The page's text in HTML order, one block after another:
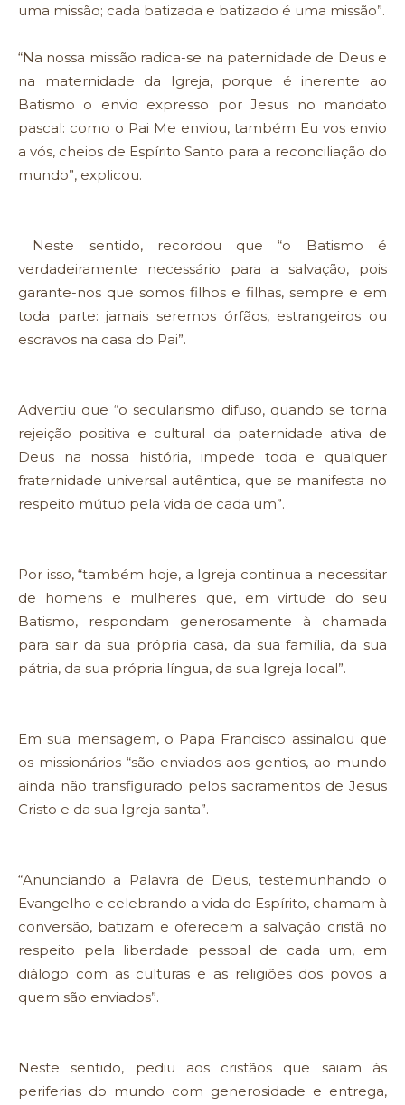
uma missão; cada batizada e batizado é uma missão”.
“Na nossa missão radica-se na paternidade de Deus e
na maternidade da Igreja, porque é inerente ao
Batismo o envio expresso por Jesus no mandato
pascal: como o Pai Me enviou, também Eu vos envio
a vós, cheios de Espírito Santo para a reconciliação do
mundo”, explicou.
Neste sentido, recordou que “o Batismo é
verdadeiramente necessário para a salvação, pois
garante-nos que somos filhos e filhas, sempre e em
toda parte: jamais seremos órfãos, estrangeiros ou
escravos na casa do Pai”.
Advertiu que “o secularismo difuso, quando se torna
rejeição positiva e cultural da paternidade ativa de
Deus na nossa história, impede toda e qualquer
fraternidade universal autêntica, que se manifesta no
respeito mútuo pela vida de cada um”.
Por isso, “também hoje, a Igreja continua a necessitar
de homens e mulheres que, em virtude do seu
Batismo, respondam generosamente à chamada
para sair da sua própria casa, da sua família, da sua
pátria, da sua própria língua, da sua Igreja local”.
Em sua mensagem, o Papa Francisco assinalou que
os missionários “são enviados aos gentios, ao mundo
ainda não transfigurado pelos sacramentos de Jesus
Cristo e da sua Igreja santa”.
“Anunciando a Palavra de Deus, testemunhando o
Evangelho e celebrando a vida do Espírito, chamam à
conversão, batizam e oferecem a salvação cristã no
respeito pela liberdade pessoal de cada um, em
diálogo com as culturas e as religiões dos povos a
quem são enviados”.
Neste sentido, pediu aos cristãos que saiam às
periferias do mundo com generosidade e entrega,